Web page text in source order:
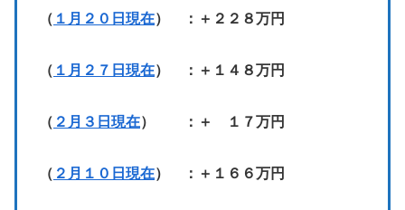
（ １月２０日現在） ：＋２２８万円
（ １月２７日現在） ：＋１４８万円
（ ２月３日現在） ：＋ １７万円
（ ２月１０日現在） ：＋１６６万円